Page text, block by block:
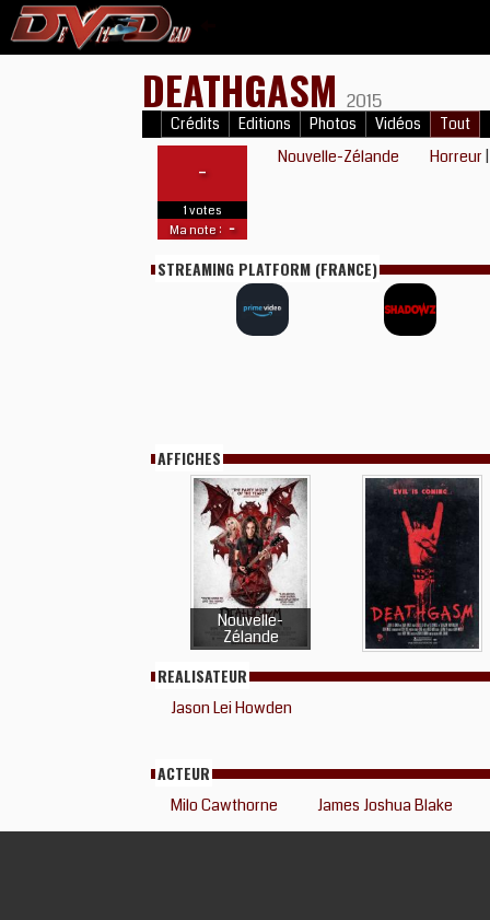
DEATHGASM 2015
Crédits Editions Photos Vidéos Tout
-
1 votes
Ma note : -
Nouvelle-Zélande Horreur
STREAMING PLATFORM (FRANCE)
AFFICHES
Nouvelle-
Zélande
REALISATEUR
Jason Lei Howden
ACTEUR
Milo Cawthorne James Joshua Blake